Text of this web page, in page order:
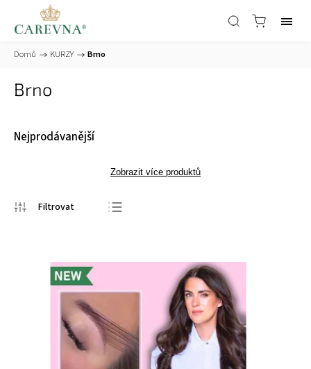
Domů / KURZY / Brno
Brno
Nejprodávanější
Zobrazit více produktů
Abecedně